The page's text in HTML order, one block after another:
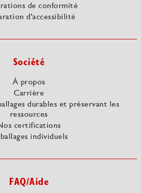
de conformité
d'accessibilité
Société
À propos
Carrière
durables et préservant les
ressources
certifications
individuels
FAQ/Aide